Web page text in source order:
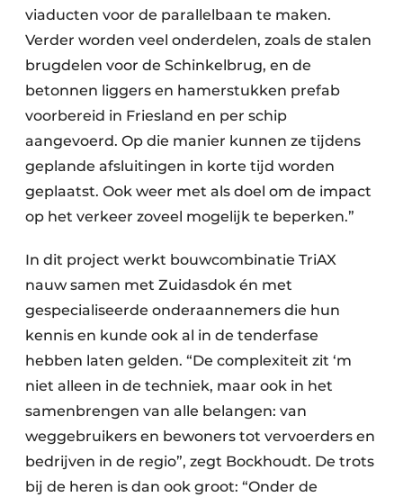
viaducten voor de parallelbaan te maken.
Verder worden veel onderdelen, zoals de stalen
brugdelen voor de Schinkelbrug, en de
betonnen liggers en hamerstukken prefab
voorbereid in Friesland en per schip
aangevoerd. Op die manier kunnen ze tijdens
geplande afsluitingen in korte tijd worden
geplaatst. Ook weer met als doel om de impact
op het verkeer zoveel mogelijk te beperken.”
In dit project werkt bouwcombinatie TriAX
nauw samen met Zuidasdok én met
gespecialiseerde onderaannemers die hun
kennis en kunde ook al in de tenderfase
hebben laten gelden. “De complexiteit zit ‘m
niet alleen in de techniek, maar ook in het
samenbrengen van alle belangen: van
weggebruikers en bewoners tot vervoerders en
bedrijven in de regio”, zegt Bockhoudt. De trots
bij de heren is dan ook groot: “Onder de